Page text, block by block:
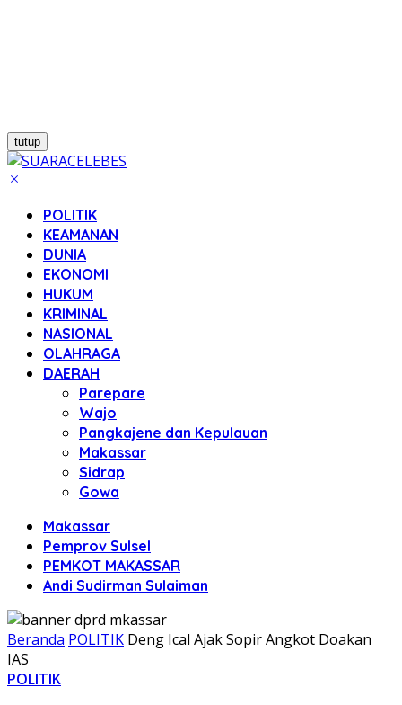
tutup
POLITIK
KEAMANAN
DUNIA
EKONOMI
HUKUM
KRIMINAL
NASIONAL
OLAHRAGA
DAERAH
Parepare
Wajo
Pangkajene dan Kepulauan
Makassar
Sidrap
Gowa
Makassar
Pemprov Sulsel
PEMKOT MAKASSAR
Andi Sudirman Sulaiman
Beranda POLITIK Deng Ical Ajak Sopir Angkot Doakan
IAS
POLITIK